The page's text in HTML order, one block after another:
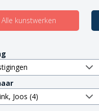
Alle kunstwerken